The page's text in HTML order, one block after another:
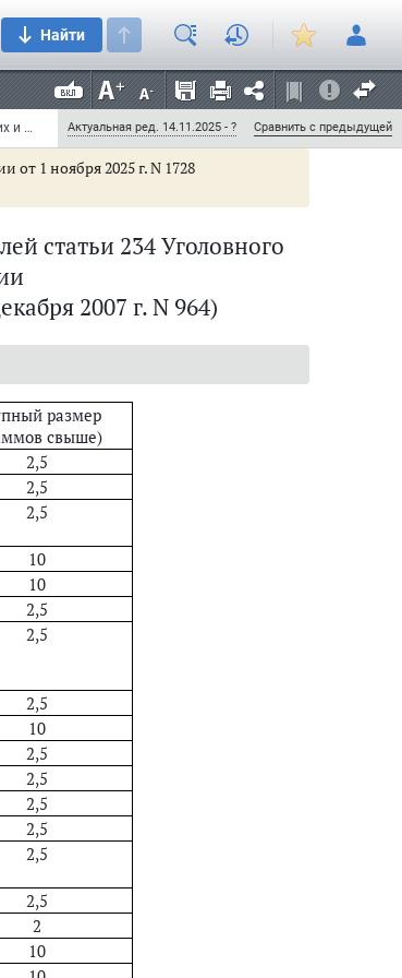
Найти
Постановление Правительства РФ от 29 декабря 2007 г. N 964 "Об утверждении списков сильнодействующих и ядовитых веществ для целей статьи 234 и других статей Уголовного кодекса Российской Федерации, а также крупного размера сильнодействующих веществ для целей статьи 234 Уголовного кодекса Российской Федерации" (с изменениями и дополнениями) Актуальная ред. 14.11.2025 - ? Сравнить с предыдущей
от 1 ноября 2025 г. N 1728
статьи 234 Уголовного
2007 г. N 964)
размер
свыше)
2,5
2,5
2,5
10
10
2,5
2,5
2,5
10
2,5
2,5
2,5
2,5
2,5
2,5
2
10